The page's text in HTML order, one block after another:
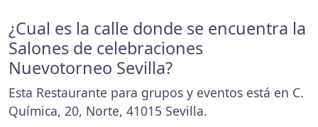
¿Cual es la calle donde se encuentra la
Salones de celebraciones
Nuevotorneo Sevilla?
Esta Restaurante para grupos y eventos está en C.
Química, 20, Norte, 41015 Sevilla.